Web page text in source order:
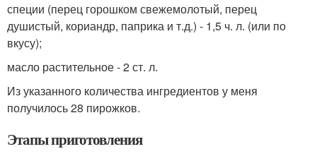
специи (перец горошком свежемолотый, перец
душистый, кориандр, паприка и т.д.) - 1,5 ч. л. (или по
вкусу);
масло растительное - 2 ст. л.
Из указанного количества ингредиентов у меня
получилось 28 пирожков.
Этапы приготовления